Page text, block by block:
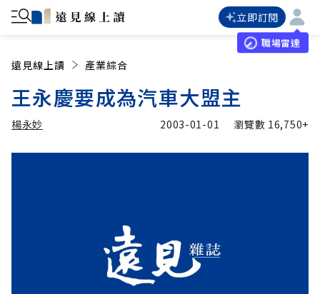
立即訂閱
職場雷達
遠見線上讀 產業綜合
王永慶要成為汽車大盟主
楊永妙 2003-01-01 瀏覽數 16,750+